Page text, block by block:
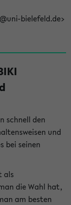
bielefeld.de>
schnell den
und
bei seinen
als
die Wahl hat,
am besten